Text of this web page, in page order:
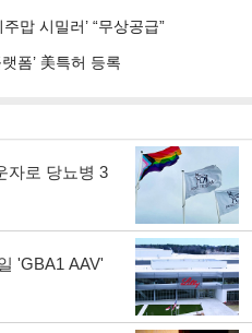
맙 시밀러’ “무상공급”
폼’ 美특허 등록
자로 당뇨병 3
'GBA1 AAV'